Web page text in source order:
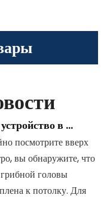
«грибовидной головы» на станции метро?
посмотрите вверх
​​вы обнаружите, что
головы
к потолку. Для